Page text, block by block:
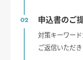
02 申込書のご
対策キーワー
ご返信いただき